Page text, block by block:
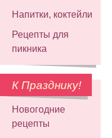
Напитки, коктейли
Рецепты для
пикника
К Празднику!
Новогодние
рецепты